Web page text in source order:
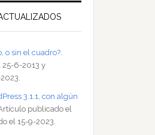
o sin el cuadro?.
6-2013 y
3.1.1, con algún
publicado el
el 15-9-2023.